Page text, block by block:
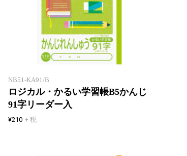
「エアー用紙」を使用したロジカ
NB51-KA91/B
ロジカル・かるい学習帳B5かんじ
91字リーダー入
¥210 + 税